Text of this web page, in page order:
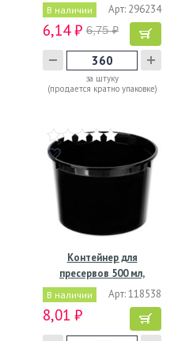
В наличии Арт: 296234
6,14 ₽ 6,75 ₽
за штуку
(продается кратно упаковке)
Контейнер для
пресервов 500 мл,
d112хh75 мм,…
В наличии Арт: 118538
8,01 ₽